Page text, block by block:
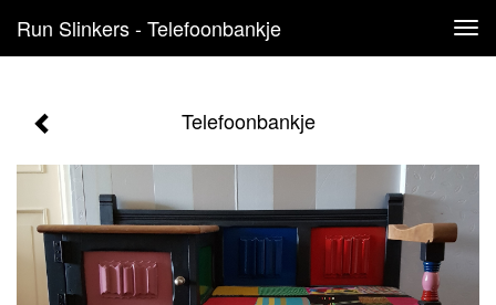
Run Slinkers - Telefoonbankje
Telefoonbankje